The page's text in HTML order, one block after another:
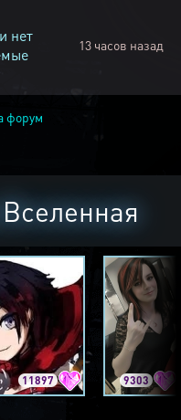
нет
13 часов назад
форум
11897 9303